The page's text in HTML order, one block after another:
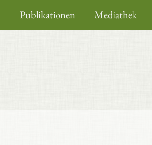
Publikationen Mediathek